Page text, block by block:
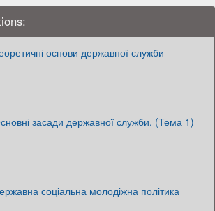
основи державної служби
засади державної служби. (Тема 1)
соціальна молодіжна політика